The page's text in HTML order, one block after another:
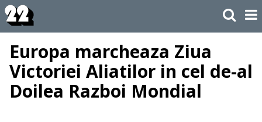
Europa marcheaza Ziua
Victoriei Aliatilor in cel de-al
Doilea Razboi Mondial